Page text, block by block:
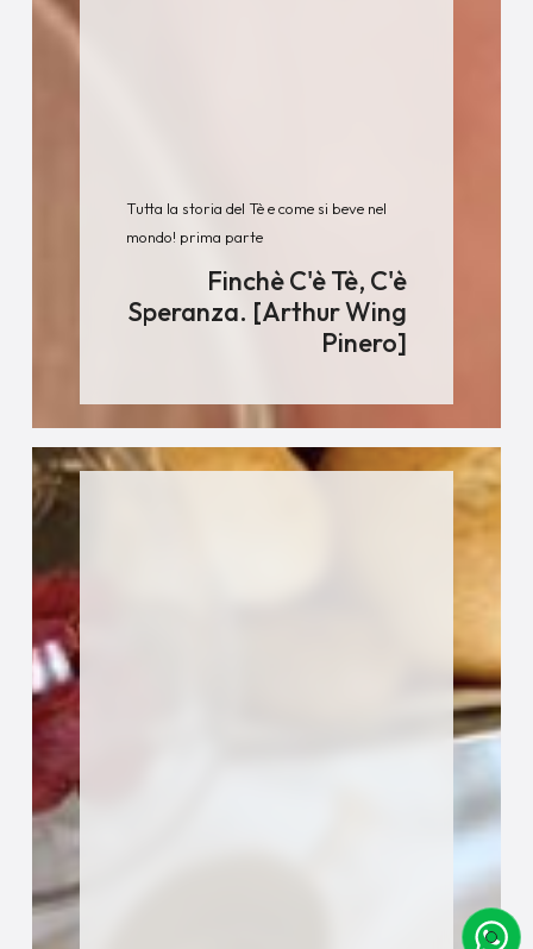
Tutta la storia del Tè e come si beve nel
mondo! prima parte
Finchè C'è Tè, C'è
Speranza. [Arthur Wing
Pinero]